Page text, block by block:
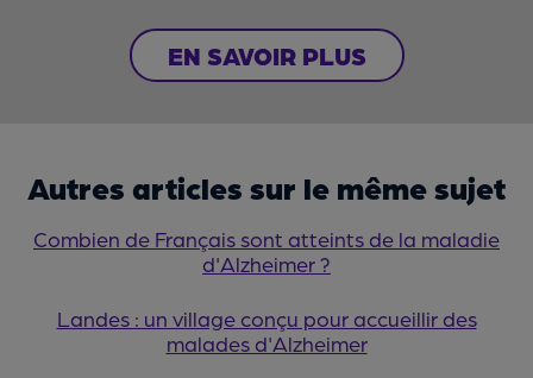
EN SAVOIR PLUS
Autres articles sur le même sujet
Combien de Français sont atteints de la maladie
d'Alzheimer ?
Landes : un village conçu pour accueillir des
malades d'Alzheimer